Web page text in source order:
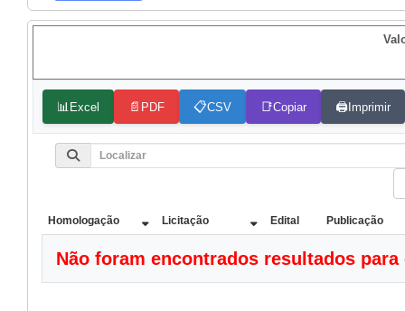
📊 Excel 📄 PDF 📋CSV 📑Copiar 🖨️Imprimir
Homologação Licitação Edital Publicação
Não foram encontrados resultados para